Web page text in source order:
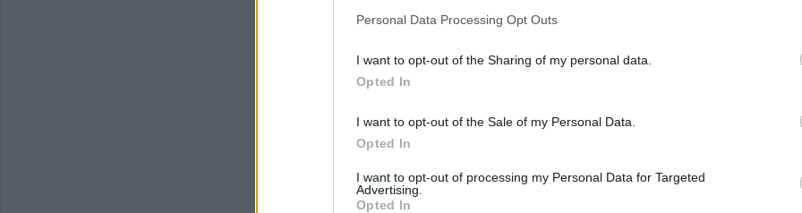
Personal Data Processing Opt Outs
I want to opt-out of the Sharing of my personal data.
Opted In
I want to opt-out of the Sale of my Personal Data.
Opted In
I want to opt-out of processing my Personal Data for Targeted
Advertising.
Opted In